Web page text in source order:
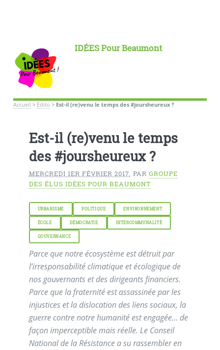
IDÉES Pour Beaumont
Accueil > Édito > Est-il (re)venu le temps des #joursheureux ?
Est-il (re)venu le temps
des #joursheureux ?
MERCREDI 1ER FÉVRIER 2017, PAR GROUPE
DES ÉLUS IDÉES POUR BEAUMONT
URBANISME POLITIQUE ENVIRONNEMENT
ÉCOLE DÉMOCRATIE INTERCOMMUNALITÉ
GOUVERNANCE
Parce que notre écosystème est détruit par
l’irresponsabilité climatique et écologique de
nos gouvernants et des dirigeants financiers.
Parce que la fraternité est assassinée par les
injustices et la dislocation des liens sociaux, la
guerre contre notre humanité est engagée... de
façon imperceptible mais réelle. Le Conseil
National de la Résistance a su rassembler en